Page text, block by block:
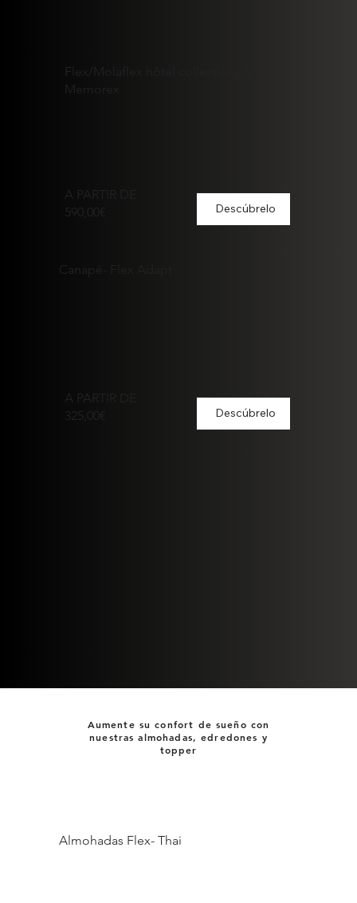
Flex/Molaflex hôtel collection- MA
Memorex
A PARTIR DE
590,00€
Descúbrelo
Canapé- Flex Adapt
A PARTIR DE
325,00€
Descúbrelo
Aumente su confort de sueño con
nuestras almohadas, edredones y
topper
Almohadas Flex- Thai